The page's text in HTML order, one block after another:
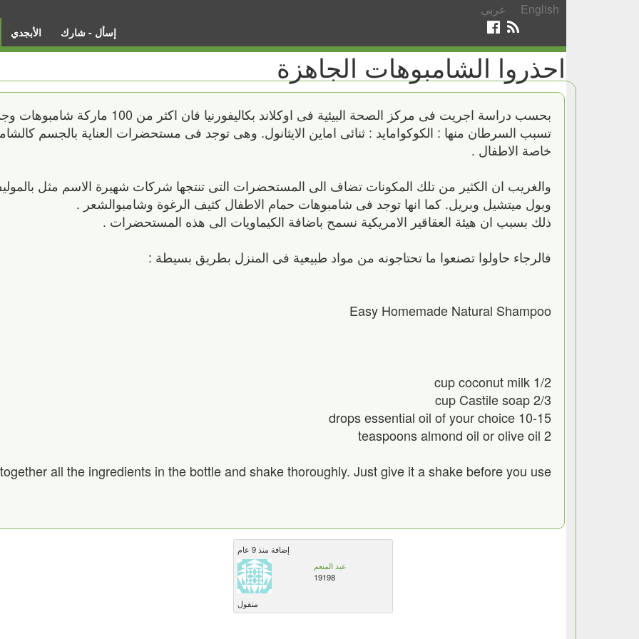
عربي English
الأبجدي إسأل - شارك
احذروا الشامبوهات الجاهزة
بحسب دراسة اجريت فى مركز الصحة البيئية فى اوكلاند بكاليفورنيا
تسبب السرطان منها : الكوكوامايد : ثنائى اماين الايثانول. وهى توجد فى مستحضرات العناية بالجسم
خاصة الاطفال .
والغريب ان الكثير من تلك المكونات تضاف الى المستحضرات التى تنتجها شركات شهيرة الاسم مثل
وبول ميتشيل وبريل. كما انها توجد فى شامبوهات حمام الاطفال كثيف الرغوة وشامبوالشعر .
ذلك بسبب ان هيئة العقاقير الامريكية نسمح باضافة الكيماويات الى هذه المستحضرات .
فالرجاء حاولوا تصنعوا ما تحتاجونه من مواد طبيعية فى المنزل بطريق بسيطة :
Easy Homemade Natural Shampoo
1/2 cup coconut milk
2/3 cup Castile soap
10-15 drops essential oil of your choice
2 teaspoons almond oil or olive oil
all the ingredients in the bottle and shake thoroughly. Just give it a shake before you use.
إضافة منذ 9 عام
عبد المنعم
19198
منقول